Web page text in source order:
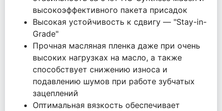
высокоэффективного пакета присадок
Высокая устойчивость к сдвигу — "Stay-in-
Grade"
Прочная масляная пленка даже при очень
высоких нагрузках на масло, а также
способствует снижению износа и
подавлению шумов при работе зубчатых
зацеплений
Оптимальная вязкость обеспечивает